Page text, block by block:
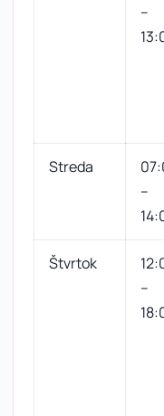
–
Streda
–
Štvrtok
–